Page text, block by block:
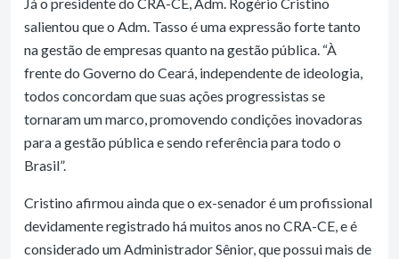
salientou que o Adm. Tasso é uma expressão forte tanto
na gestão de empresas quanto na gestão pública. “À
frente do Governo do Ceará, independente de ideologia,
todos concordam que suas ações progressistas se
tornaram um marco, promovendo condições inovadoras
para a gestão pública e sendo referência para todo o
Brasil”.
Cristino afirmou ainda que o ex-senador é um profissional
devidamente registrado há muitos anos no CRA-CE, e é
considerado um Administrador Sênior, que possui mais de